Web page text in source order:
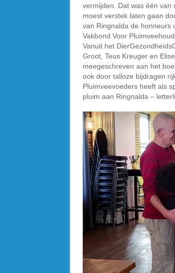
vermijden. Dat was één van
moest verstek laten gaan
van Ringnalda de honneurs
Vakbond Voor
Vanuit het
Groot, Teus Kreuger en
meegeschreven aan het
ook door talloze bijdragen
Pluimveevoeders heeft als
pluim aan Ringnalda –